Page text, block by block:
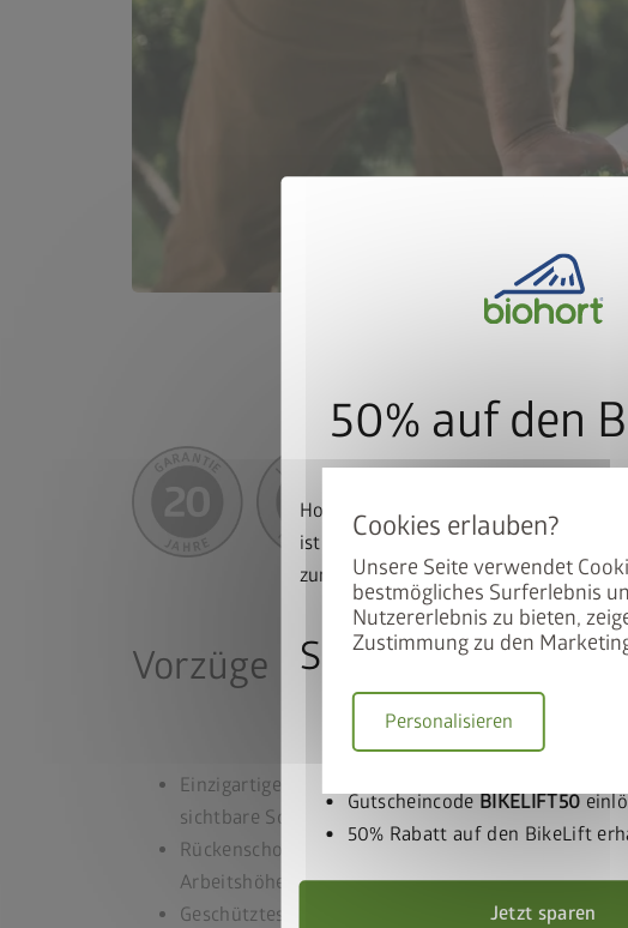
Unsere Seite verwendet
bestmögliches Surferlebnis
Nutzererlebnis zu bieten,
Zustimmung zu den
Personalisieren
Hier
Vorzüge
Einzigartiges Design mit glatter Oberfläche ohne
sichtbare Schrauben oder Nieten
Rückenschonendes Gärtnern dank angenehmer
Arbeitshöhe
Geschütztes Mikroklima durch regulierte
50% auf den
Hoch mit dem Bike. Runter mit dem
ist beim Kauf eines passenden Biohort
zum halben Preis erhältlich.
So nutzen Sie
Gutscheincode BIKELIFT50
50% Rabatt auf den BikeLift
Jetzt sparen